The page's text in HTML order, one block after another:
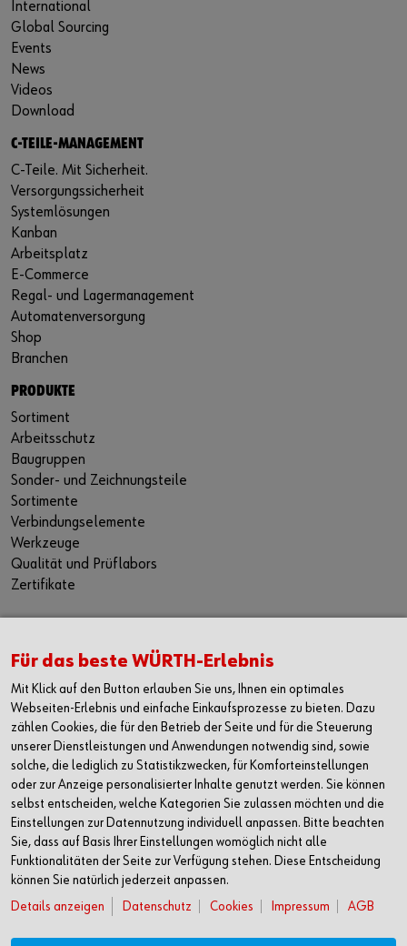
International
Global Sourcing
Events
News
Videos
Download
C-TEILE-MANAGEMENT
C-Teile. Mit Sicherheit.
Versorgungssicherheit
Systemlösungen
Kanban
Arbeitsplatz
E-Commerce
Regal- und Lagermanagement
Automatenversorgung
Shop
Branchen
PRODUKTE
Sortiment
Arbeitsschutz
Baugruppen
Sonder- und Zeichnungsteile
Sortimente
Verbindungselemente
Werkzeuge
Qualität und Prüflabors
Zertifikate
DIE WÜRTH APP
Apple iOS
Google Android
Windows Phone
KONTAKT
Würth Industrie Service GmbH & Co. KG
Badstrasse 5
8212 Neuhausen am Rheinfall
T +41 52 67455-00
F +41 52 67455-50
Für das beste WÜRTH-Erlebnis
Mit Klick auf den Button erlauben Sie uns, Ihnen ein optimales
Webseiten-Erlebnis und einfache Einkaufsprozesse zu bieten. Dazu
zählen Cookies, die für den Betrieb der Seite und für die Steuerung
unserer Dienstleistungen und Anwendungen notwendig sind, sowie
solche, die lediglich zu Statistikzwecken, für Komforteinstellungen
oder zur Anzeige personalisierter Inhalte genutzt werden. Sie können
selbst entscheiden, welche Kategorien Sie zulassen möchten und die
Einstellungen zur Datennutzung individuell anpassen. Bitte beachten
Sie, dass auf Basis Ihrer Einstellungen womöglich nicht alle
Funktionalitäten der Seite zur Verfügung stehen. Diese Entscheidung
können Sie natürlich jederzeit anpassen.
Details anzeigen
Datenschutz Cookies Impressum AGB